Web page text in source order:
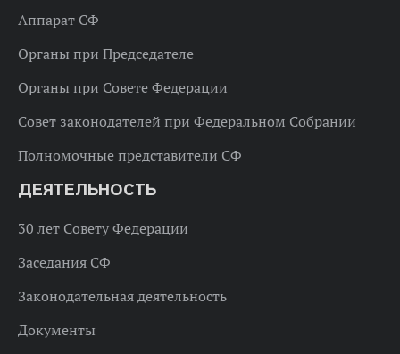
Аппарат СФ
Органы при Председателе
Органы при Совете Федерации
Совет законодателей при Федеральном Собрании
Полномочные представители СФ
ДЕЯТЕЛЬНОСТЬ
30 лет Совету Федерации
Заседания СФ
Законодательная деятельность
Документы